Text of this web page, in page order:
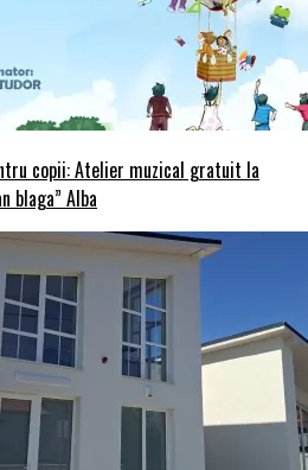
copii: Atelier muzical gratuit la
blaga” Alba